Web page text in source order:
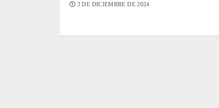
3 DE DICIEMBRE DE 2024